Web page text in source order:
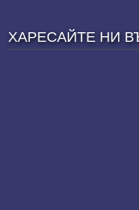
ХАРЕСАЙТЕ НИ ВЪВ